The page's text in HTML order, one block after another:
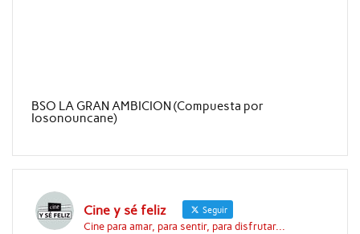
BSO LA GRAN AMBICION (Compuesta por
Iosonouncane)
Cine y sé feliz Seguir
Cine para amar, para sentir, para disfrutar...